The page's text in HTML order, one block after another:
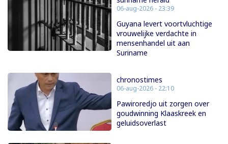
06-aug-2026 - 23:39
Guyana levert voortvluchtige
vrouwelijke verdachte in
mensenhandel uit aan
Suriname
chronostimes
06-aug-2026 - 22:10
Pawiroredjo uit zorgen over
goudwinning Klaaskreek en
geluidsoverlast